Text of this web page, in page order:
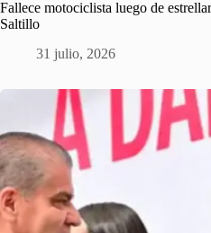
Fallece motociclista luego de
Saltillo
31 julio, 2026